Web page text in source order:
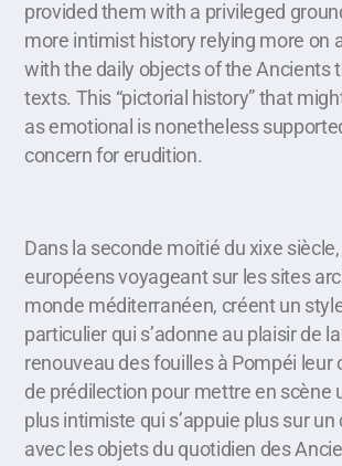
provided them with a privileged
more intimist history relying more on
with the daily objects of the Ancients
texts. This “pictorial history” that
as emotional is nonetheless
concern for erudition.
Dans la seconde moitié du xixe
européens voyageant sur les sites
monde méditerranéen, créent un
particulier qui s’adonne au plaisir de
renouveau des fouilles à Pompéi leur
de prédilection pour mettre en scène
plus intimiste qui s’appuie plus sur un
avec les objets du quotidien des